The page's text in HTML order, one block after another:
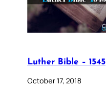
Luther Bible – 1545
October 17, 2018